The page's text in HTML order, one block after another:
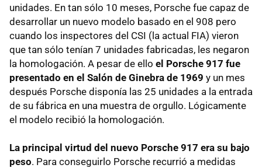
unidades. En tan sólo 10 meses, Porsche fue capaz de
desarrollar un nuevo modelo basado en el 908 pero
cuando los inspectores del CSI (la actual FIA) vieron
que tan sólo tenían 7 unidades fabricadas, les negaron
la homologación. A pesar de ello el Porsche 917 fue
presentado en el Salón de Ginebra de 1969 y un mes
después Porsche disponía las 25 unidades a la entrada
de su fábrica en una muestra de orgullo. Lógicamente
el modelo recibió la homologación.
La principal virtud del nuevo Porsche 917 era su bajo
peso. Para conseguirlo Porsche recurrió a medidas